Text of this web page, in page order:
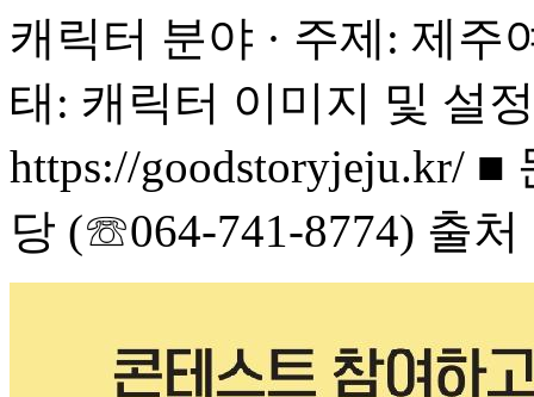
캐릭터 분야 · 주제: 제주
태: 캐릭터 이미지 및 설
https://goodstoryjeju.kr/
당 (☏064-741-8774) 출